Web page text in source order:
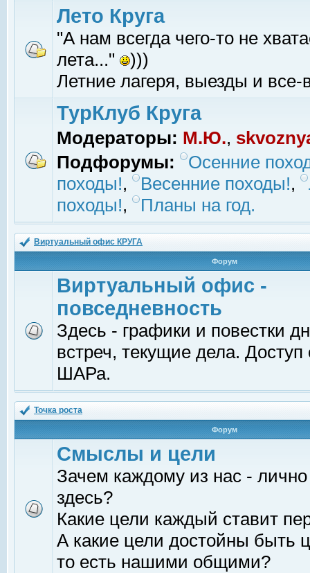
Лето Круга
"А нам всегда чего-то не
лета..."
)))
Летние лагеря, выезды и все-
ТурКлуб Круга
Модераторы: М.Ю.,
Подфорумы:
Осенние
походы!, Весенние походы!,
походы!, Планы на год.
Виртуальный офис КРУГА
Форум
Виртуальный офис -
повседневность
Здесь - графики и повестки
встреч, текущие дела.
ШАРа.
Точка роста
Форум
Смыслы и цели
Зачем каждому из нас -
здесь?
Какие цели каждый ставит
А какие цели достойны быть
то есть нашими общими?